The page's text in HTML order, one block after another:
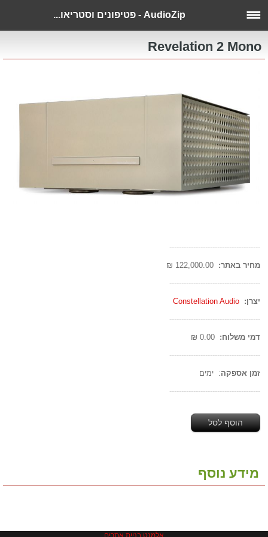
AudioZip - פטיפונים וסטריאו...
--------------------------------------
מחיר באתר:
--------------------------------------
יצרן: Constellation Audio
--------------------------------------
דמי משלוח:
--------------------------------------
זמן אספקה: ימים
--------------------------------------
הוסף לסל
מידע נוסף
אלמנט בניית אתרים